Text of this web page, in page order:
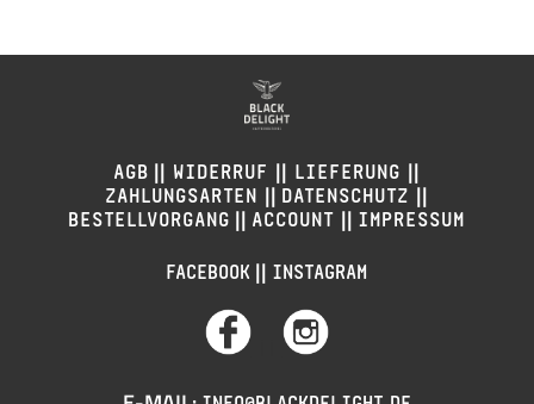
AGB || WIDERRUF || LIEFERUNG ||
ZAHLUNGSARTEN || DATENSCHUTZ ||
BESTELLVORGANG || ACCOUNT || IMPRESSUM
FACEBOOK || INSTAGRAM